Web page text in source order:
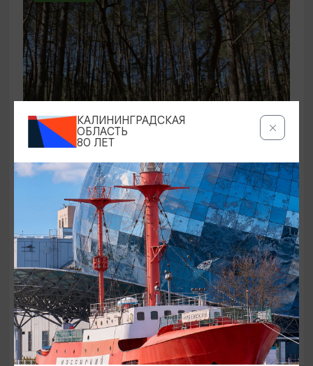
ЭКСКУРСИИ УЧРЕЖДЕНИЙ КУЛЬТУРЫ
Аудиоспектакль «Истории Куршской
косы»
01.02.2026 - 31.12.2026, 13:00
Куршская коса
ОТ 2500₽
КАЛИНИНГРАДСКАЯ
ОБЛАСТЬ
80 ЛЕТ